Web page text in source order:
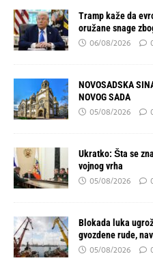
Tramp kaže da
oružane snage
06/08/2026
NOVOSADSKA
NOVOG SADA
05/08/2026
Ukratko: Šta se
vojnog vrha
05/08/2026
Blokada luka
gvozdene rude,
05/08/2026